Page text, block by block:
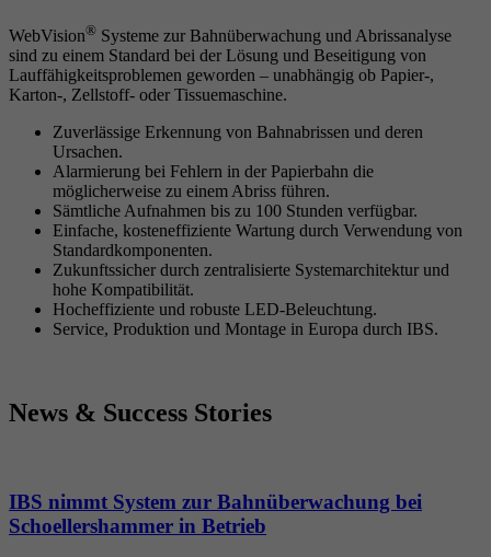
WebVision® Systeme zur Bahnüberwachung und Abrissanalyse
sind zu einem Standard bei der Lösung und Beseitigung von
Lauffähigkeitsproblemen geworden – unabhängig ob Papier-,
Karton-, Zellstoff- oder Tissuemaschine.
Zuverlässige Erkennung von Bahnabrissen und deren
Ursachen.
Alarmierung bei Fehlern in der Papierbahn die
möglicherweise zu einem Abriss führen.
Sämtliche Aufnahmen bis zu 100 Stunden verfügbar.
Einfache, kosteneffiziente Wartung durch Verwendung von
Standardkomponenten.
Zukunftssicher durch zentralisierte Systemarchitektur und
hohe Kompatibilität.
Hocheffiziente und robuste LED-Beleuchtung.
Service, Produktion und Montage in Europa durch IBS.
News & Success Stories
IBS nimmt System zur Bahnüberwachung bei
Schoellershammer in Betrieb